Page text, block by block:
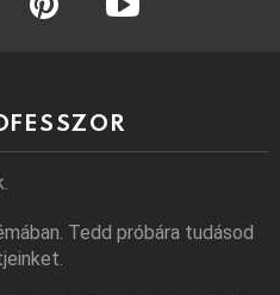
Tedd próbára tudásod